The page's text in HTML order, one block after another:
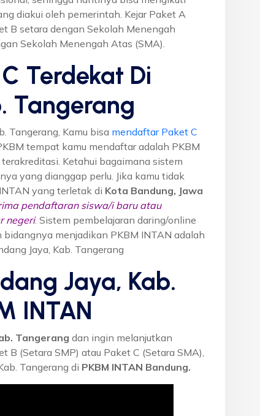
diakui oleh pemerintah. Kejar Paket A
B setara dengan Sekolah Menengah
Sekolah Menengah Atas (SMA).
Terdekat Di
Tangerang
Tangerang, Kamu bisa mendaftar Paket C
tempat kamu mendaftar adalah PKBM
Ketahui bagaimana sistem
yang dianggap perlu. Jika kamu tidak
yang terletak di Kota Bandung, Jawa
pendaftaran siswa/i baru atau
negeri. Sistem pembelajaran daring/online
menjadikan PKBM INTAN adalah
Jaya, Kab. Tangerang
Jaya, Kab.
INTAN
Tangerang dan ingin melanjutkan
B (Setara SMP) atau Paket C (Setara SMA),
Tangerang di PKBM INTAN Bandung.